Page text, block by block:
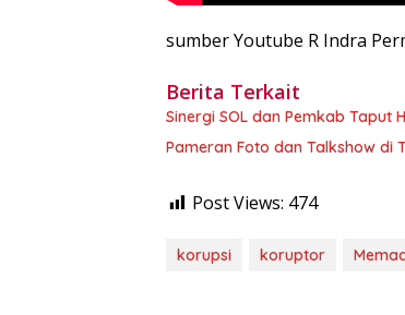
sumber Youtube R Indra
Berita Terkait
Sinergi SOL dan Pemkab Taput
Pameran Foto dan Talkshow di
Post Views: 474
korupsi koruptor